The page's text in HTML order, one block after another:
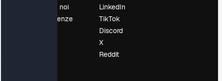
Lavora con noi
Cerca tendenze
LinkedIn
TikTok
Discord
X
Reddit